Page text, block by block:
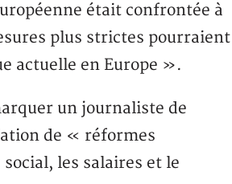
était confrontée à
plus strictes pourraient
actuelle en Europe ».
un journaliste de
de « réformes
les salaires et le